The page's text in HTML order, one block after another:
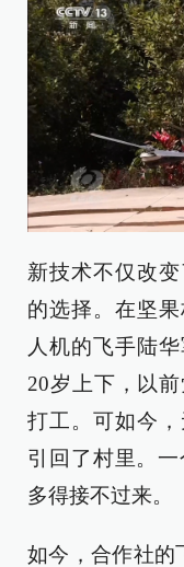
新技术不仅改
的选择。在坚
人机的飞手陆
20岁上下，以
打工。可如今
引回了村里。
多得接不过来。
如今，合作社的